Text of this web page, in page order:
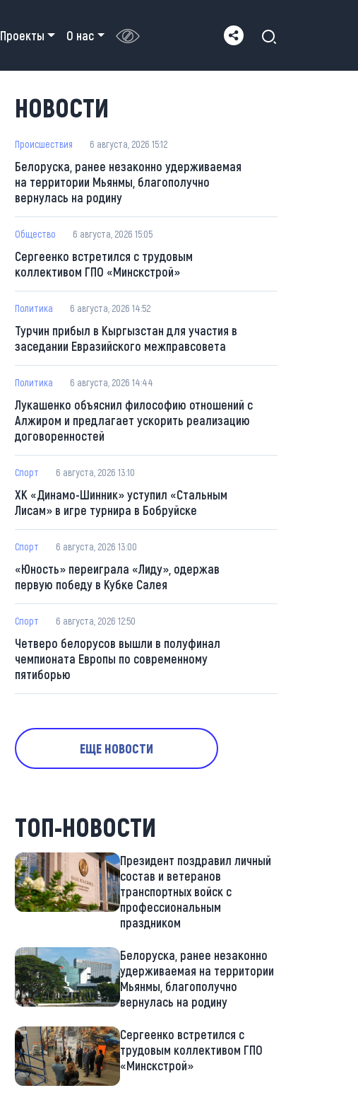
Проекты О нас
НОВОСТИ
Происшествия 6 августа, 2026 15:12
Белоруска, ранее незаконно удерживаемая
на территории Мьянмы, благополучно
вернулась на родину
Общество 6 августа, 2026 15:05
Сергеенко встретился с трудовым
коллективом ГПО «Минскстрой»
Политика 6 августа, 2026 14:52
Турчин прибыл в Кыргызстан для участия в
заседании Евразийского межправсовета
Политика 6 августа, 2026 14:44
Лукашенко объяснил философию отношений с
Алжиром и предлагает ускорить реализацию
договоренностей
Спорт 6 августа, 2026 13:10
ХК «Динамо-Шинник» уступил «Стальным
Лисам» в игре турнира в Бобруйске
Спорт 6 августа, 2026 13:00
«Юность» переиграла «Лиду», одержав
первую победу в Кубке Салея
Спорт 6 августа, 2026 12:50
Четверо белорусов вышли в полуфинал
чемпионата Европы по современному
пятиборью
ЕЩЕ НОВОСТИ
ТОП-НОВОСТИ
Президент поздравил личный
состав и ветеранов
транспортных войск с
профессиональным
праздником
Белоруска, ранее незаконно
удерживаемая на территории
Мьянмы, благополучно
вернулась на родину
Сергеенко встретился с
трудовым коллективом ГПО
«Минскстрой»